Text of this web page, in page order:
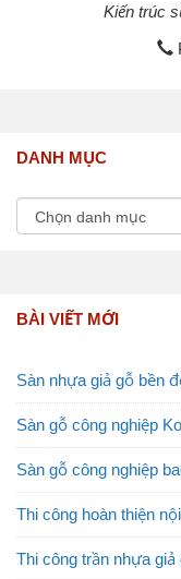
Kiến trúc
DANH MỤC
BÀI VIẾT MỚI
Sàn nhựa giả gỗ bền
Sàn gỗ công nghiệp
Sàn gỗ công nghiệp
Thi công hoàn thiện
Thi công trần nhựa